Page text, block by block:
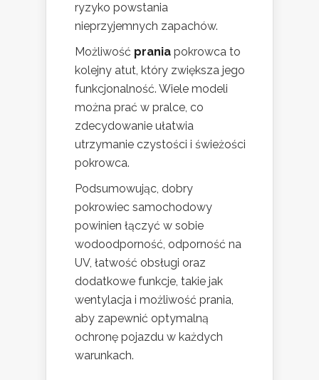
ryzyko powstania
nieprzyjemnych zapachów.
Możliwość prania pokrowca to
kolejny atut, który zwiększa jego
funkcjonalność. Wiele modeli
można prać w pralce, co
zdecydowanie ułatwia
utrzymanie czystości i świeżości
pokrowca.
Podsumowując, dobry
pokrowiec samochodowy
powinien łączyć w sobie
wodoodporność, odporność na
UV, łatwość obsługi oraz
dodatkowe funkcje, takie jak
wentylacja i możliwość prania,
aby zapewnić optymalną
ochronę pojazdu w każdych
warunkach.